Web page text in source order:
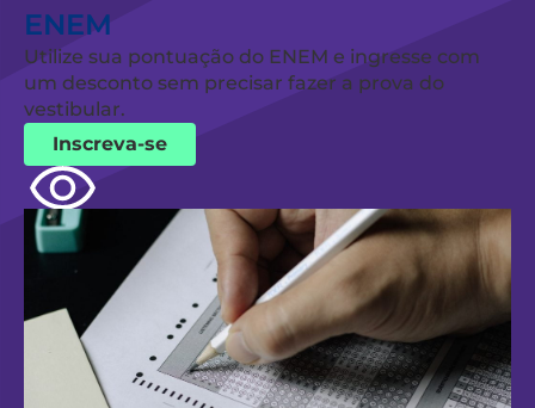
ENEM
Utilize sua pontuação do ENEM e ingresse com
um desconto sem precisar fazer a prova do
vestibular.
Inscreva-se